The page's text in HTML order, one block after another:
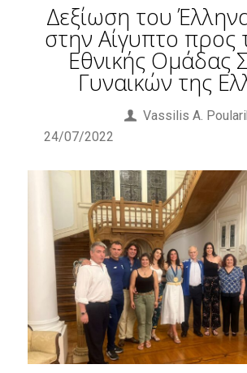
Δεξίωση του
στην Αίγυπτο προς
Εθνικής Ομάδας
Γυναικών της
Vassilis Α.
24/07/2022